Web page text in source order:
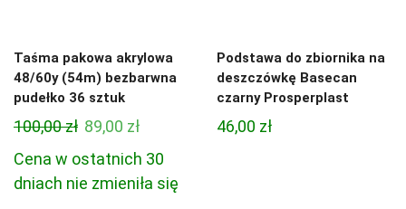
Taśma pakowa akrylowa
48/60y (54m) bezbarwna
pudełko 36 sztuk
100,00zł Pierwotna
cena
wynosiła:
89,00 złAktualna
cena
wynosi:
89,00 zł.
Cena w ostatnich 30
dniach nie zmieniła się
Podstawa do zbiornika na
deszczówkę Basecan
czarny Prosperplast
46,00 zł